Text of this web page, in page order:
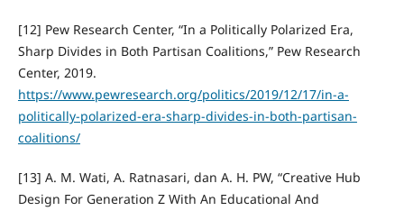
[12] Pew Research Center, “In a Politically Polarized Era,
Sharp Divides in Both Partisan Coalitions,” Pew Research
Center, 2019.
https://www.pewresearch.org/politics/2019/12/17/in-a-
politically-polarized-era-sharp-divides-in-both-partisan-
coalitions/
[13] A. M. Wati, A. Ratnasari, dan A. H. PW, “Creative Hub
Design For Generation Z With An Educational And